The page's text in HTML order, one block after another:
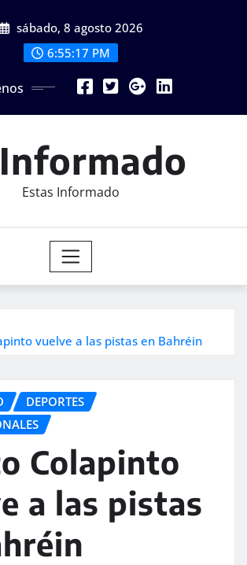
sábado, 8 agosto 2026
6:55:18 PM
Estas Informado
vuelve a las pistas en Bahréin
DEPORTES
Colapinto
a las pistas